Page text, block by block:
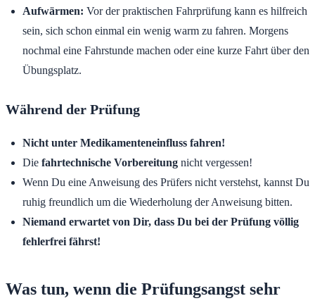
Aufwärmen: Vor der praktischen Fahrprüfung kann es hilfreich
sein, sich schon einmal ein wenig warm zu fahren. Morgens
nochmal eine Fahrstunde machen oder eine kurze Fahrt über den
Übungsplatz.
Während der Prüfung
Nicht unter Medikamenteneinfluss fahren!
Die fahrtechnische Vorbereitung nicht vergessen!
Wenn Du eine Anweisung des Prüfers nicht verstehst, kannst Du
ruhig freundlich um die Wiederholung der Anweisung bitten.
Niemand erwartet von Dir, dass Du bei der Prüfung völlig
fehlerfrei fährst!
Was tun, wenn die Prüfungsangst sehr